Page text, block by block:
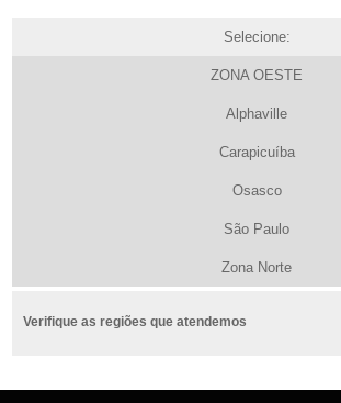
Selecione:
ZONA OESTE
Alphaville
Carapicuíba
Osasco
São Paulo
Zona Norte
Verifique as regiões que atendemos